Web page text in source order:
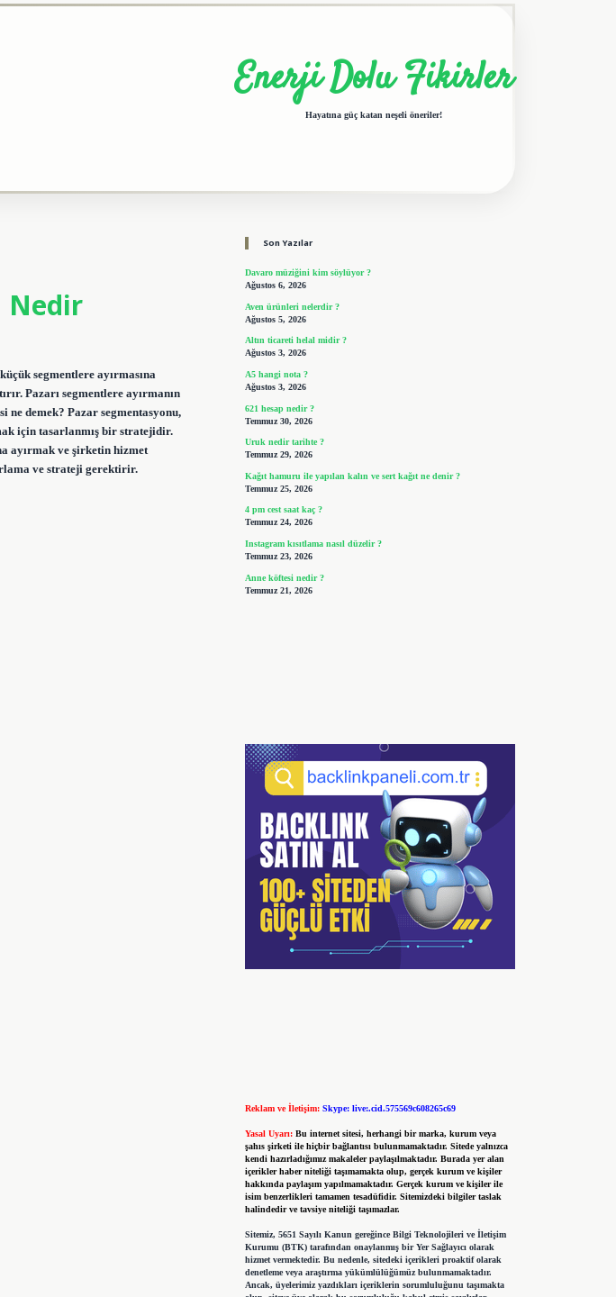
Enerji Dolu Fikirler
Hayatına güç katan neşeli öneriler!
Nedir
segmentlere ayırmasına
Pazarı segmentlere ayırmanın
demek? Pazar segmentasyonu,
için tasarlanmış bir stratejidir.
ayırmak ve şirketin hizmet
ve strateji gerektirir.
Son Yazılar
Davaro müziğini kim söylüyor ?
Ağustos 6, 2026
Aven ürünleri nelerdir ?
Ağustos 5, 2026
Altın ticareti helal midir ?
Ağustos 3, 2026
A5 hangi nota ?
Ağustos 3, 2026
621 hesap nedir ?
Temmuz 30, 2026
Uruk nedir tarihte ?
Temmuz 29, 2026
Kağıt hamuru ile yapılan kalın ve sert kağıt ne denir ?
Temmuz 25, 2026
4 pm cest saat kaç ?
Temmuz 24, 2026
Instagram kısıtlama nasıl düzelir ?
Temmuz 23, 2026
Anne köftesi nedir ?
Temmuz 21, 2026
Reklam ve İletişim: Skype: live:.cid.575569c608265c69
Yasal Uyarı: Bu internet sitesi, herhangi bir marka, kurum veya
şahıs şirketi ile hiçbir bağlantısı bulunmamaktadır. Sitede yalnızca
kendi hazırladığımız makaleler paylaşılmaktadır. Burada yer alan
içerikler haber niteliği taşımamakta olup, gerçek kurum ve kişiler
hakkında paylaşım yapılmamaktadır. Gerçek kurum ve kişiler ile
isim benzerlikleri tamamen tesadüfidir. Sitemizdeki bilgiler taslak
halindedir ve tavsiye niteliği taşımazlar.
Sitemiz, 5651 Sayılı Kanun gereğince Bilgi Teknolojileri ve İletişim
Kurumu (BTK) tarafından onaylanmış bir Yer Sağlayıcı olarak
hizmet vermektedir. Bu nedenle, sitedeki içerikleri proaktif olarak
denetleme veya araştırma yükümlülüğümüz bulunmamaktadır.
Ancak, üyelerimiz yazdıkları içeriklerin sorumluluğunu taşımakta